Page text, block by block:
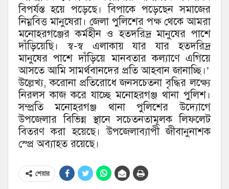
বিপর্যস্ত হয়ে পড়েছে। বিপাকে পড়েছেন সমাজের
নিম্নবিত্ত মানুষেরা। জেলা পুলিশের পক্ষ থেকে আমরা
মনোহরগঞ্জের কর্মহীন ও হতদরিদ্র মানুষের পাশে
দাঁড়িয়েছি। স্ব-স্ব এলাকায় যার যার হতদরিদ্র
মানুষের পাশে দাঁড়িয়ে মানবতার কল্যাণে এগিয়ে
আসতে আমি সামর্থবানদের প্রতি আহবান জানাচ্ছি।’
উল্লেখ্য, করোনা প্রতিরোধে জনসচেতনা বৃদ্ধির লক্ষ্যে
নিরলস কাজ করে যাচ্ছে মনোহরগঞ্জ থানা পুলিশ।
সম্প্রতি মনোহরগঞ্জ থানা পুলিশের উদ্যোগে
উপজেলার বিভিন্ন স্থানে সচেতনতামূলক লিফলেট
বিতরণ করা হয়েছে। উপজেলাব্যাপী জীবানুনাশক
স্প্রে অব্যাহত রয়েছে।
শেয়ার